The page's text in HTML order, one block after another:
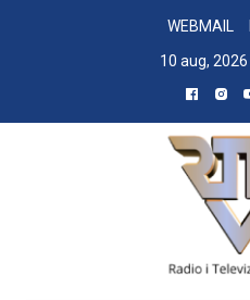
WEBMAIL
10 aug, 2026